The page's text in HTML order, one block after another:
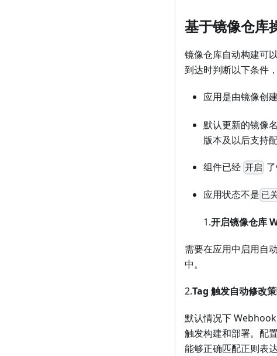
基于镜像仓库
镜像仓库自动构建可
到达时判断以下条件
应用是由镜像创
默认更新的镜像
版本及以后支持
组件已经 开启
应用状态不是 已
1.开启镜像仓库
需要在应用中启用自
中。
2.Tag 触发自动修改
默认情况下
触发构建和部署。配
能够正确匹配正则表